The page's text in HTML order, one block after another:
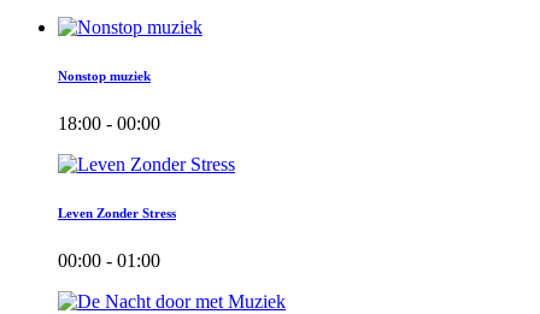
Nonstop muziek
18:00 - 00:00
Leven Zonder Stress
00:00 - 01:00